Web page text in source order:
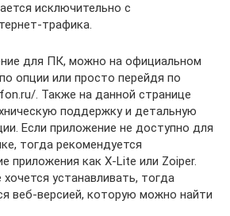
исключительно с
трафика.
для ПК, можно на официальном
опции или просто перейдя по
. Также на данной странице
поддержку и детальную
Если приложение не доступно для
тогда рекомендуется
приложения как X-Lite или Zoiper.
устанавливать, тогда
веб-версией, которую можно найти